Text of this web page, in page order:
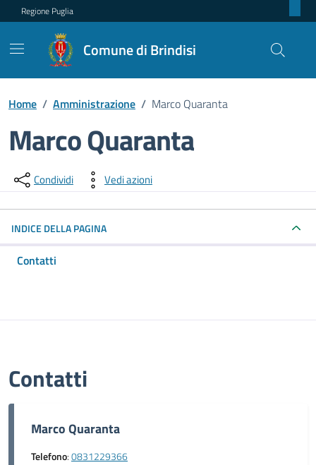
Regione Puglia
Comune di Brindisi
Home / Amministrazione / Marco Quaranta
Marco Quaranta
Dettagli della persona pubblica
Condividi Vedi azioni
INDICE DELLA PAGINA
Contatti
Contatti
Marco Quaranta
Telefono:0831229366